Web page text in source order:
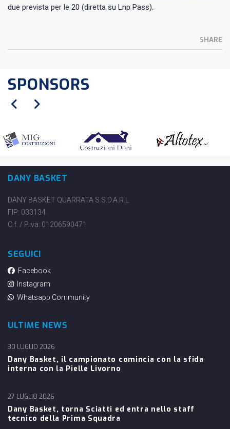
due prevista per le 20 (diretta su Lnp Pass).
SHARE
SPONSORS
DANY BASKET
DANY BASKET QUARRATA S.S.D.A.R.L.
FIP: 033134
C.f. / P.iva: 01206590471
SEGUICI
Facebook
Instagram
Whatsapp Community
ULTIME NEWS
Dany Basket, il campionato comincia con la sfida
interna con la Pielle Livorno
30 LUGLIO 2026
Dany Basket, torna Sciatti ed entra nello staff
tecnico della Prima Squadra
27 LUGLIO 2026